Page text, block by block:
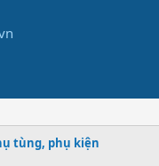
tùng, phụ kiện